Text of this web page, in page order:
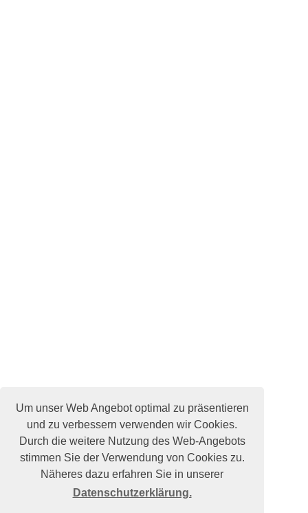
Um unser Web Angebot optimal zu präsentieren
und zu verbessern verwenden wir Cookies.
Durch die weitere Nutzung des Web-Angebots
stimmen Sie der Verwendung von Cookies zu.
Näheres dazu erfahren Sie in unserer
Datenschutzerklärung.